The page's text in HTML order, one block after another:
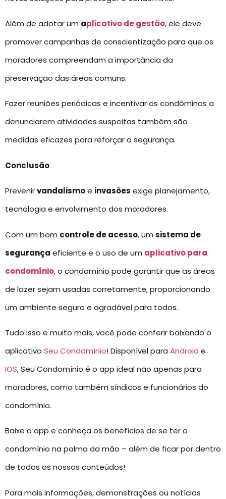
Além de adotar um aplicativo de gestão, ele deve
promover campanhas de conscientização para que os
moradores compreendam a importância da
preservação das áreas comuns.
Fazer reuniões periódicas e incentivar os condôminos a
denunciarem atividades suspeitas também são
medidas eficazes para reforçar a segurança.
Conclusão
Prevenirvandalismoe invasões exige planejamento,
tecnologia e envolvimento dos moradores.
Com um bom controle de acesso, um sistema de
segurança eficiente e o uso de um aplicativo para
condomínio, o condomínio pode garantir que as áreas
de lazer sejam usadas corretamente, proporcionando
um ambiente seguro e agradável para todos.
Tudo isso e muito mais, você pode conferir baixando o
aplicativo Seu Condomínio! Disponível para Android e
IOS, Seu Condomínio é o app ideal não apenas para
moradores, como também síndicos e funcionários do
condomínio.
Baixe o app e conheça os benefícios de se ter o
condomínio na palma da mão – além de ficar por dentro
de todos os nossos conteúdos!
Para mais informações, demonstrações ou notícias